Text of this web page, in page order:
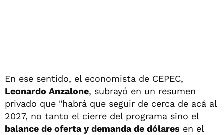
En ese sentido, el economista de CEPEC,
Leonardo Anzalone, subrayó en un resumen
privado que "habrá que seguir de cerca de acá al
2027, no tanto el cierre del programa sino el
balance de oferta y demanda de dólares en el